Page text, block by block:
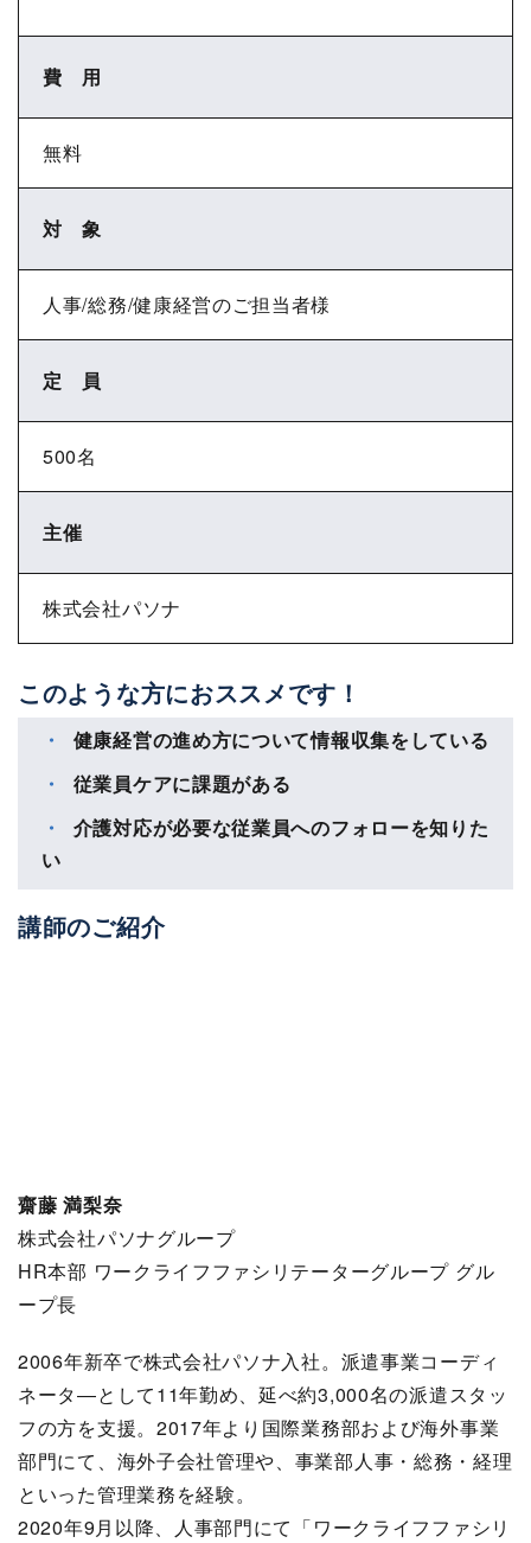
費 用
無料
対 象
人事/総務/健康経営のご担当者様
定 員
500名
主催
株式会社パソナ
このような方におススメです！
健康経営の進め方について情報収集をしている
従業員ケアに課題がある
介護対応が必要な従業員へのフォローを知りた
い
講師のご紹介
齋藤 満梨奈
株式会社パソナグループ
HR本部 ワークライフファシリテーターグループ グル
ープ長
2006年新卒で株式会社パソナ入社。派遣事業コーディ
ネータ―として11年勤め、延べ約3,000名の派遣スタッ
フの方を支援。2017年より国際業務部および海外事業
部門にて、海外子会社管理や、事業部人事・総務・経理
といった管理業務を経験。
2020年9月以降、人事部門にて「ワークライフファシリ